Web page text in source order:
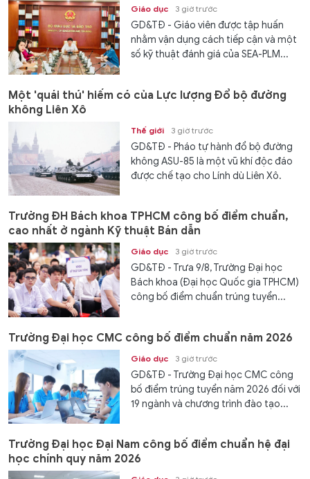
Giáo dục 3 giờ trước
GD&TĐ - Giáo viên được tập huấn
nhằm vận dụng cách tiếp cận và một
số kỹ thuật đánh giá của SEA-PLM...
Một 'quái thú' hiếm có của Lực lượng Đổ bộ đường
không Liên Xô
Thế giới 3 giờ trước
GD&TĐ - Pháo tự hành đổ bộ đường
không ASU-85 là một vũ khí độc đáo
được chế tạo cho Lính dù Liên Xô.
Trường ĐH Bách khoa TPHCM công bố điểm chuẩn,
cao nhất ở ngành Kỹ thuật Bán dẫn
Giáo dục 3 giờ trước
GD&TĐ - Trưa 9/8, Trường Đại học
Bách khoa (Đại học Quốc gia TPHCM)
công bố điểm chuẩn trúng tuyển...
Trường Đại học CMC công bố điểm chuẩn năm 2026
Giáo dục 3 giờ trước
GD&TĐ - Trường Đại học CMC công
bố điểm trúng tuyển năm 2026 đối với
19 ngành và chương trình đào tạo...
Trường Đại học Đại Nam công bố điểm chuẩn hệ đại
học chính quy năm 2026